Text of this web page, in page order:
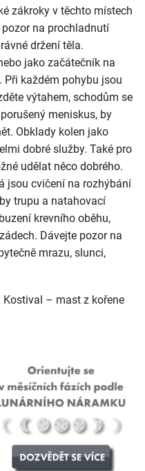
zákroky v těchto místech
na prochladnutí
držení těla.
jako začátečník na
Při každém pohybu jsou
výtahem, schodům se
meniskus, by
Obklady kolen jako
dobré služby. Také pro
udělat něco dobrého.
jsou cvičení na rozhýbání
trupu a natahovací
krevního oběhu,
Dávejte pozor na
mrazu, slunci,
Kostival – mast z kořene